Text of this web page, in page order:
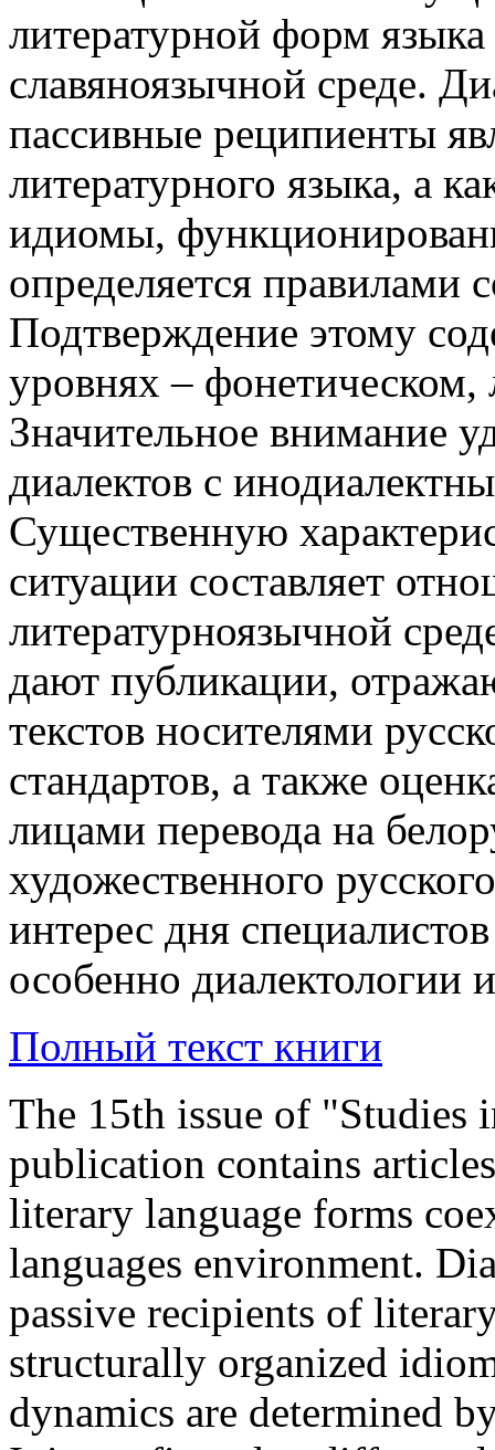
литературной форм
славяноязычной среде.
пассивные реципиенты
литературного языка, а
идиомы,
определяется правилами
Подтверждение этому
уровнях – фонетическом,
Значительное внимание
диалектов с
Существенную
ситуации составляет
литературноязычной
дают публикации,
текстов носителями
стандартов, а также
лицами перевода на
художественного
интерес дня
особенно диалектологии
Полный текст книги
The 15th issue of
publication contains
literary language forms
languages environment.
passive recipients of
structurally organized
dynamics are determined